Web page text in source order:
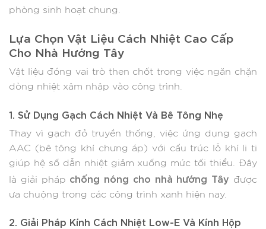
phòng sinh hoạt chung.
Lựa Chọn Vật Liệu Cách Nhiệt Cao Cấp
Cho Nhà Hướng Tây
Vật liệu đóng vai trò then chốt trong việc ngăn chặn
dòng nhiệt xâm nhập vào công trình.
1. Sử Dụng Gạch Cách Nhiệt Và Bê Tông Nhẹ
Thay vì gạch đỏ truyền thống, việc ứng dụng gạch
AAC (bê tông khí chưng áp) với cấu trúc lỗ khí li ti
giúp hệ số dẫn nhiệt giảm xuống mức tối thiểu. Đây
là giải pháp chống nóng cho nhà hướng Tây được
ưa chuộng trong các công trình xanh hiện nay.
2. Giải Pháp Kính Cách Nhiệt Low-E Và Kính Hộp